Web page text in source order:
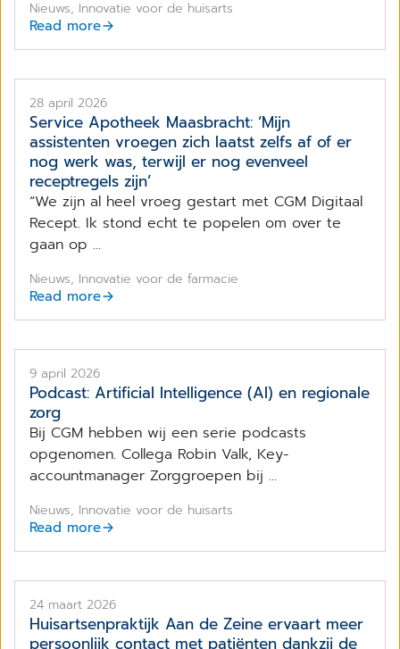
Nieuws, Innovatie voor de huisarts
Read more
28 april 2026
Service Apotheek Maasbracht: ‘Mijn
assistenten vroegen zich laatst zelfs af of er
nog werk was, terwijl er nog evenveel
receptregels zijn’
“We zijn al heel vroeg gestart met CGM Digitaal
Recept. Ik stond echt te popelen om over te
gaan op ...
Nieuws, Innovatie voor de farmacie
Read more
9 april 2026
Podcast: ArtificiaI Intelligence (AI) en regionale
zorg
Bij CGM hebben wij een serie podcasts
opgenomen. Collega Robin Valk, Key-
accountmanager Zorggroepen bij ...
Nieuws, Innovatie voor de huisarts
Read more
24 maart 2026
Huisartsenpraktijk Aan de Zeine ervaart meer
persoonlijk contact met patiënten dankzij de